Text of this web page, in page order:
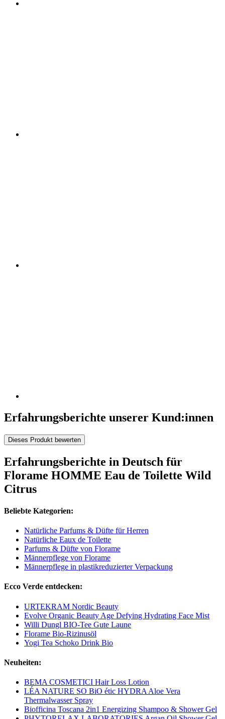
Erfahrungsberichte unserer Kund:innen
Dieses Produkt bewerten
Erfahrungsberichte in Deutsch für
Florame HOMME Eau de Toilette Wild
Citrus
Beliebte Kategorien:
Natürliche Parfums & Düfte für Herren
Natürliche Eaux de Toilette
Parfums & Düfte von Florame
Männerpflege von Florame
Männerpflege in plastikreduzierter Verpackung
Ecco Verde entdecken:
URTEKRAM Nordic Beauty
Evolve Organic Beauty Age Defying Hydrating Face Mist
Willi Dungl BIO-Tee Gute Laune
Florame Bio-Rizinusöl
Yogi Tea Schoko Drink Bio
Neuheiten:
BEMA COSMETICI Hair Loss Lotion
LÉA NATURE SO BiO étic HYDRA Aloe Vera
Thermalwasser Spray
Biofficina Toscana 2in1 Energizing Shampoo & Shower Gel